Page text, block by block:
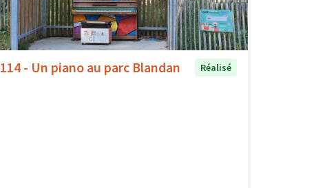
114 - Un piano au parc Blandan Réalisé